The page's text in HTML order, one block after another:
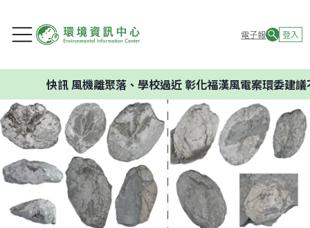
電子報 登入
風機離聚落、學校過近 彰化福漢風電案環委建議不應開發